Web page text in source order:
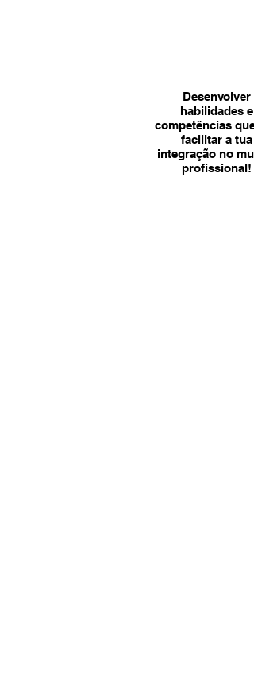
Desenvolver
habilidades e
competências que
facilitar a tua
integração no
profissional!